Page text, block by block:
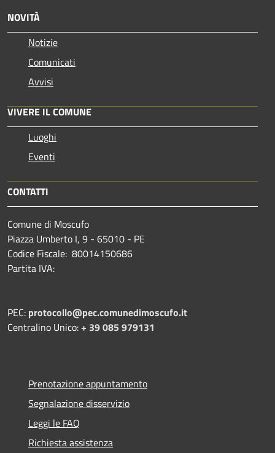
NOVITÀ
Notizie
Comunicati
Avvisi
VIVERE IL COMUNE
Luoghi
Eventi
CONTATTI
Comune di Moscufo
Piazza Umberto I, 9 - 65010 - PE
Codice Fiscale: 80014150686
Partita IVA:
PEC: protocollo@pec.comunedimoscufo.it
Centralino Unico:+ 39 085 979131
Prenotazione appuntamento
Segnalazione disservizio
Leggi le FAQ
Richiesta assistenza